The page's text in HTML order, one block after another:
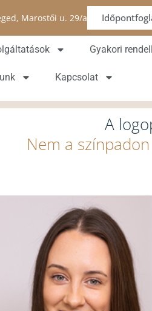
Marostői u. 29/a
Gyakori
Kapcsolat
A
Nem a